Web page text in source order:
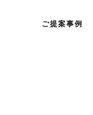
ご提案事例